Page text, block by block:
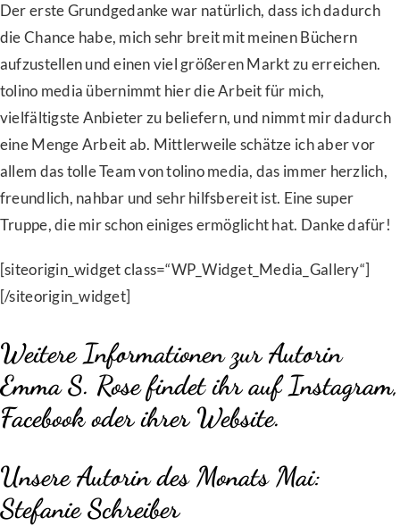
Der erste Grundgedanke war natürlich, dass ich dadurch
die Chance habe, mich sehr breit mit meinen Büchern
aufzustellen und einen viel größeren Markt zu erreichen.
tolino media übernimmt hier die Arbeit für mich,
vielfältigste Anbieter zu beliefern, und nimmt mir dadurch
eine Menge Arbeit ab. Mittlerweile schätze ich aber vor
allem das tolle Team von tolino media, das immer herzlich,
freundlich, nahbar und sehr hilfsbereit ist. Eine super
Truppe, die mir schon einiges ermöglicht hat. Danke dafür!
[siteorigin_widget class=“WP_Widget_Media_Gallery“]
[/siteorigin_widget]
Weitere Informationen zur Autorin
Emma S. Rose findet ihr aufInstagram,
Facebookoderihrer Website.
Unsere Autorin des Monats Mai:
Stefanie Schreiber